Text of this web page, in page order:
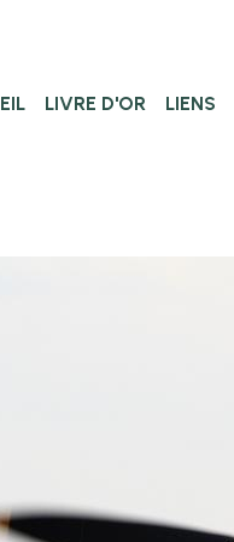
LIVRE D'OR LIENS